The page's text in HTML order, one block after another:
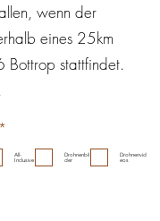
wenn der
eines 25km
Bottrop stattfindet.
*P
All-
Inclusive
Drohnenbil
der
Drohnenvid
eos